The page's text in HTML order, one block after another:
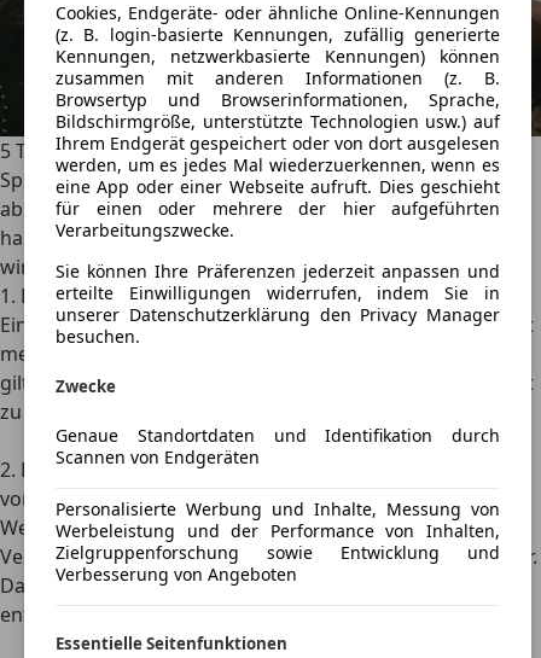
Cookies, Endgeräte- oder ähnliche Online-Kennungen
(z. B. login-basierte Kennungen, zufällig generierte
Kennungen, netzwerkbasierte Kennungen) können
zusammen mit anderen Informationen (z. B.
Browsertyp und Browserinformationen, Sprache,
Bildschirmgröße, unterstützte Technologien usw.) auf
Ihrem Endgerät gespeichert oder von dort ausgelesen
werden, um es jedes Mal wiederzuerkennen, wenn es
eine App oder einer Webseite aufruft. Dies geschieht
für einen oder mehrere der hier aufgeführten
Verarbeitungszwecke.
Sie können Ihre Präferenzen jederzeit anpassen und
erteilte Einwilligungen widerrufen, indem Sie in
unserer Datenschutzerklärung den Privacy Manager
besuchen.
Zwecke
Genaue Standortdaten und Identifikation durch
Scannen von Endgeräten
Personalisierte Werbung und Inhalte, Messung von
Werbeleistung und der Performance von Inhalten,
Zielgruppenforschung sowie Entwicklung und
Verbesserung von Angeboten
Essentielle Seitenfunktionen
5 Tipps: Wie kann ich meinen Spritverbrauch senken?
Spritkosten hängen nicht nur vom Preis an der Tankstelle
ab. Auch deine Fahrweise und der Zustand des Fahrzeugs
haben großen Einfluss darauf, wie viel Kraftstoff du
wirklich verbrauchst.
1. Beschleunige zügig und schalte frühzeitig hoch.
Ein gleichmäßiger Fahrstil mit niedriger Drehzahl spart oft
mehr Kraftstoff als langes Ausdrehen der Gänge. Gleiches
gilt für das Zurückschalten. Erst sobald der Motor anfängt
zu ruckeln, sollte heruntergeschaltet werden.
2. Fahre vorausschauend und nimm rechtzeitig den Fuß
vom Gas.
Wer früh auf Ampeln, Kreuzungen oder stockenden
Verkehr reagiert, bremst weniger und fährt gleichmäßiger.
Das reduziert den Verbrauch und macht die Fahrt oft
entspannter.